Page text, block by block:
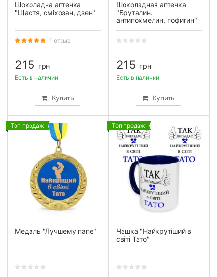
Шоколадна аптечка
"Щастя, сміхозан, дзен"
1 отзыв
215 грн
Купить
Есть в наличии
Шоколадная аптечка
"Бруталин.
антипохмелин, пофигин"
215 грн
Купить
Есть в наличии
Топ продаж
Медаль "Лучшему папе"
Топ продаж
Чашка "Найкрутіший в
світі Тато"